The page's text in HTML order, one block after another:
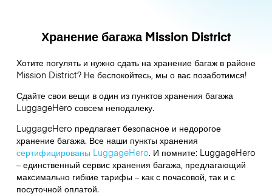
Хранение багажа Mission District
Хотите погулять и нужно сдать на хранение багаж в районе
Mission District? Не беспокойтесь, мы о вас позаботимся!
Сдайте свои вещи в один из пунктов хранения багажа
LuggageHero совсем неподалеку.
LuggageHero предлагает безопасное и недорогое
хранение багажа. Все наши пункты хранения
сертифицированы LuggageHero. И помните: LuggageHero
– единственный сервис хранения багажа, предлагающий
максимально гибкие тарифы – как с почасовой, так и с
посуточной оплатой.